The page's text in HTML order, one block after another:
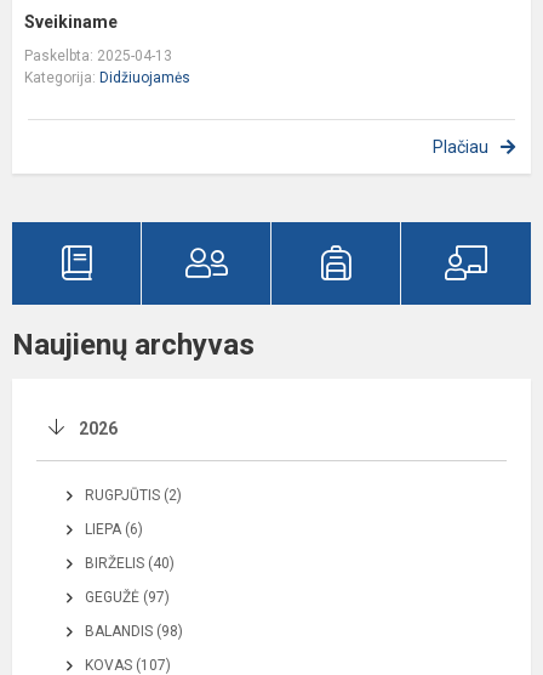
Sveikiname
Paskelbta: 2025-04-13
Kategorija: Didžiuojamės
Plačiau
Naujienų archyvas
2026
RUGPJŪTIS (2)
LIEPA (6)
BIRŽELIS (40)
GEGUŽĖ (97)
BALANDIS (98)
KOVAS (107)